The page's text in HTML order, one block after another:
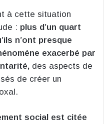
à cette situation
: plus d’un quart
n’ont presque
exacerbé par
des aspects de
de créer un
social est citée